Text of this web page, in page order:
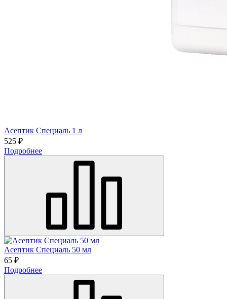
Асептик Специаль 1 л
525 ₽
Подробнее
Асептик Специаль 50 мл
65 ₽
Подробнее